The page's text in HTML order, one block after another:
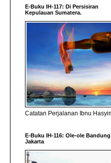
E-Buku IH-117: Di Persisiran
Kepulauan Sumatera.
Catatan Perjalanan Ibnu
E-Buku IH-116: Ole-ole
Jakarta